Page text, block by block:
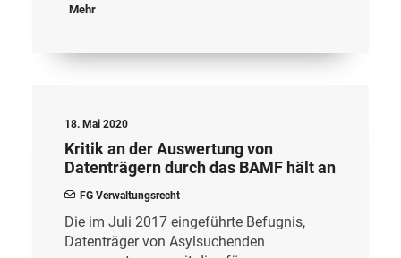
Mehr
18. Mai 2020
Kritik an der Auswertung von
Datenträgern durch das BAMF hält an
FG Verwaltungsrecht
Die im Juli 2017 eingeführte Befugnis,
Datenträger von Asylsuchenden